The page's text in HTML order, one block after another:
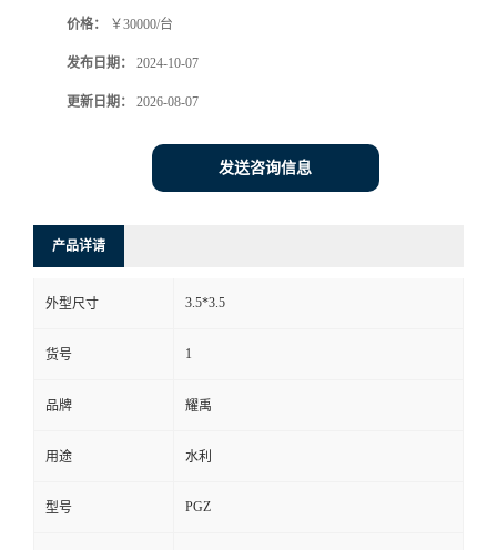
价格： ￥30000/台
发布日期： 2024-10-07
更新日期： 2026-08-07
发送咨询信息
产品详请
外型尺寸 3.5*3.5
货号 1
品牌 耀禹
用途 水利
型号 PGZ